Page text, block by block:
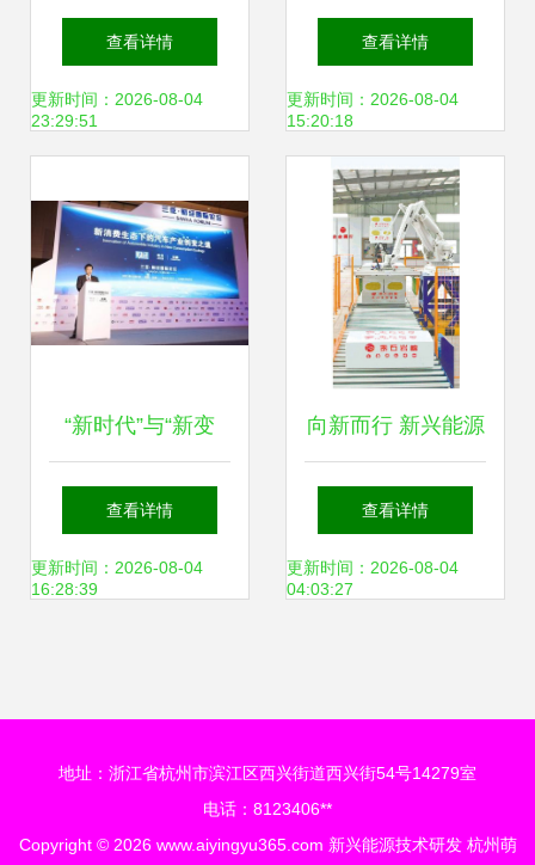
产品迎产销旺季，
新兴产业赋能绿色
查看详情
更新时间：2026-08-04
23:29:51
科技邀您出席第三
届高比能固态电池
关键材料技术大会
查看详情
更新时间：2026-08-04
15:20:18
“新时代”与“新变
革”，看一汽-大众
如何引领创变之道
查看详情
更新时间：2026-08-04
16:28:39
向新而行 新兴能源
技术如何驱动“第二
曲线”发展
查看详情
更新时间：2026-08-04
04:03:27
地址：浙江省杭州市滨江区西兴街道西兴街54号14279室
电话：8123406**
Copyright © 2026 www.aiyingyu365.com 新兴能源技术研发 杭州萌